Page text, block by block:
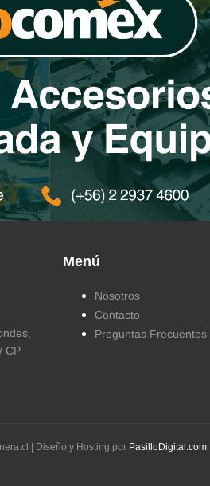
CP
Menú
Nosotros
Contacto
Preguntas Frecuentes
| Diseño y Hosting por PasilloDigital.com